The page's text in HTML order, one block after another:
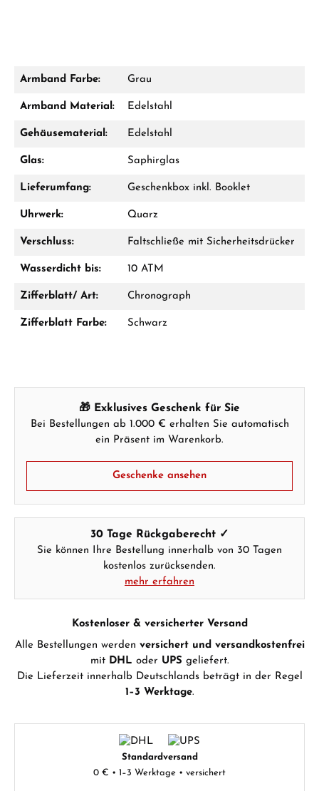
Damon Reiners
WhatsApp Chat
Geschenk im Warenkorb.
GESCHENKE ANSEHEN
Hersteller- & Produktsicherheit
Armband Farbe: Grau
Armband Material: Edelstahl
Gehäusematerial: Edelstahl
Glas: Saphirglas
Lieferumfang: Geschenkbox inkl. Booklet
Uhrwerk: Quarz
Verschluss: Faltschließe mit Sicherheitsdrücker
Wasserdicht bis: 10 ATM
Zifferblatt/ Art: Chronograph
Zifferblatt Farbe: Schwarz
🎁 Exklusives Geschenk für Sie
Bei Bestellungen ab 1.000 € erhalten Sie automatisch
ein Präsent im Warenkorb.
Geschenke ansehen
30 Tage Rückgaberecht ✓
Sie können Ihre Bestellung innerhalb von 30 Tagen
kostenlos zurücksenden.
mehr erfahren
Kostenloser & versicherter Versand
Alle Bestellungen werden versichert und versandkostenfrei
mit DHL oder UPS geliefert.
Die Lieferzeit innerhalb Deutschlands beträgt in der Regel
1–3 Werktage.
Standardversand
0 € • 1–3 Werktage • versichert